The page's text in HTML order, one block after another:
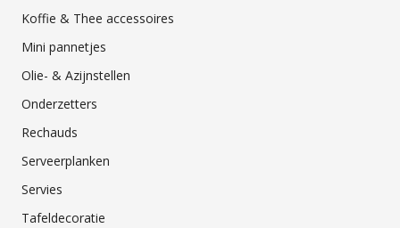
Koffie & Thee accessoires
Mini pannetjes
Olie- & Azijnstellen
Onderzetters
Rechauds
Serveerplanken
Servies
Tafeldecoratie